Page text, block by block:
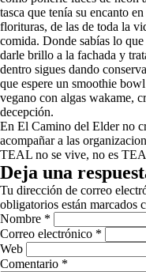
tasca que tenía su encanto
florituras, de las de toda la
comida. Donde sabías lo
darle brillo a la fachada y
dentro sigues dando
que espere un smoothie
vegano con algas wakame,
decepción.
En El Camino del Elder no
acompañar a las
TEAL no se vive, no es
Deja una
Tu dirección de correo
obligatorios están marcados
Nombre *
Correo electrónico *
Web
Comentario *